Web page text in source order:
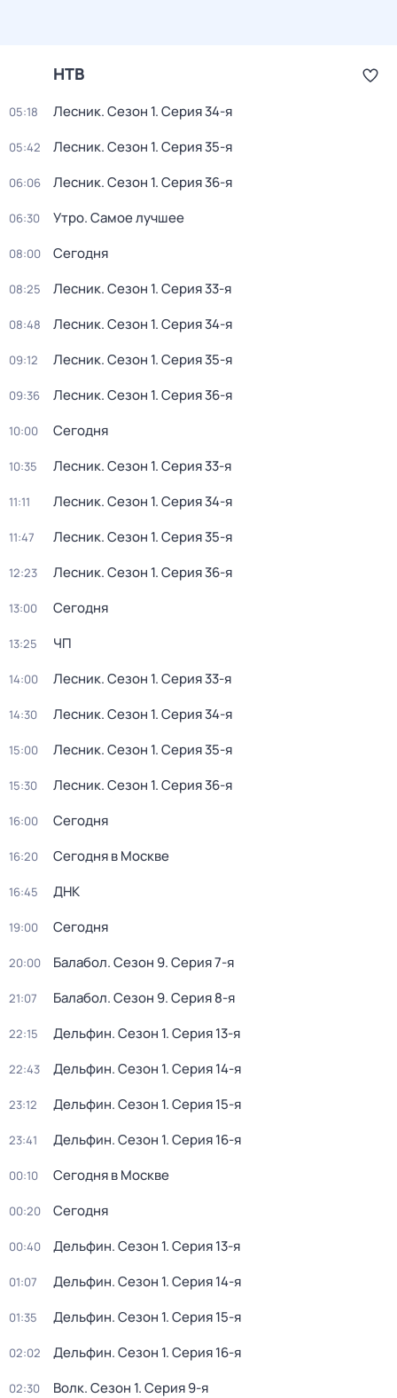
НТВ
05:18 Лесник. Сезон 1. Серия 34-я
05:42 Лесник. Сезон 1. Серия 35-я
06:06 Лесник. Сезон 1. Серия 36-я
06:30 Утро. Самое лучшее
08:00 Сегодня
08:25 Лесник. Сезон 1. Серия 33-я
08:48 Лесник. Сезон 1. Серия 34-я
09:12 Лесник. Сезон 1. Серия 35-я
09:36 Лесник. Сезон 1. Серия 36-я
10:00 Сегодня
10:35 Лесник. Сезон 1. Серия 33-я
11:11 Лесник. Сезон 1. Серия 34-я
11:47 Лесник. Сезон 1. Серия 35-я
12:23 Лесник. Сезон 1. Серия 36-я
13:00 Сегодня
13:25 ЧП
14:00 Лесник. Сезон 1. Серия 33-я
14:30 Лесник. Сезон 1. Серия 34-я
15:00 Лесник. Сезон 1. Серия 35-я
15:30 Лесник. Сезон 1. Серия 36-я
16:00 Сегодня
16:20 Сегодня в Москве
16:45 ДНК
19:00 Сегодня
20:00 Балабол. Сезон 9. Серия 7-я
21:07 Балабол. Сезон 9. Серия 8-я
22:15 Дельфин. Сезон 1. Серия 13-я
22:43 Дельфин. Сезон 1. Серия 14-я
23:12 Дельфин. Сезон 1. Серия 15-я
23:41 Дельфин. Сезон 1. Серия 16-я
00:10 Сегодня в Москве
00:20 Сегодня
00:40 Дельфин. Сезон 1. Серия 13-я
01:07 Дельфин. Сезон 1. Серия 14-я
01:35 Дельфин. Сезон 1. Серия 15-я
02:02 Дельфин. Сезон 1. Серия 16-я
02:30 Волк. Сезон 1. Серия 9-я